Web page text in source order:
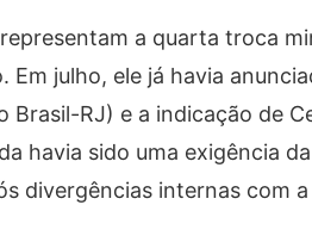
a quarta troca
julho, ele já havia
RJ) e a indicação de
havia sido uma exigência
divergências internas com